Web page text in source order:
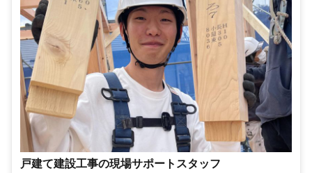
戸建て建設工事の現場サポートスタッフ